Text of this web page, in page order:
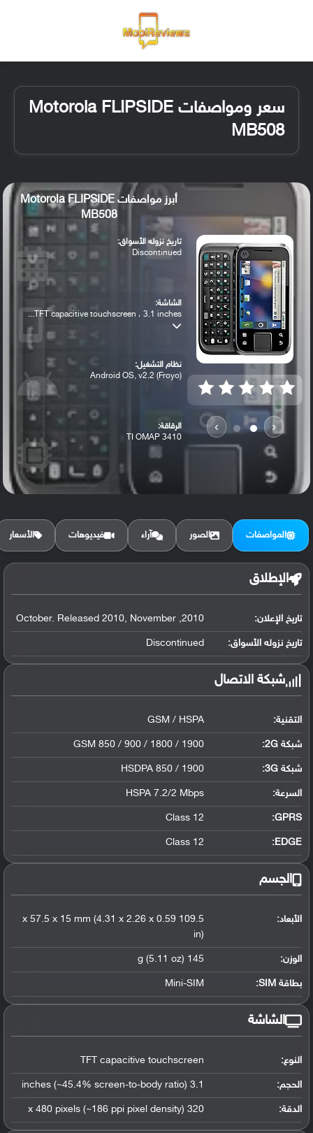
سعر ومواصفات Motorola FLIPSIDE
MB508
‹
›
أبرز مواصفات Motorola FLIPSIDE
MB508
تاريخ نزوله الأسواق:
Discontinued
الشاشة:
TFT capacitive touchscreen ، 3.1 inches...
نظام التشغيل:
Android OS, v2.2 (Froyo)
الرقاقة:
TI OMAP 3410
الرام / التخزين:
المواصفات الصور آراء فيديوهات الأسعار
الإطلاق
تاريخ الإعلان: 2010, October. Released 2010, November
تاريخ نزوله الأسواق: Discontinued
شبكة الاتصال
التقنية: GSM / HSPA
شبكة 2G: GSM 850 / 900 / 1800 / 1900
شبكة 3G :
HSDPA 850 / 1900
السرعة: HSPA 7.2/2 Mbps
GPRS:
Class 12
EDGE:
Class 12
الجسم
الأبعاد:
109.5 x 57.5 x 15 mm (4.31 x 2.26 x 0.59
in)
الوزن: 145 g (5.11 oz)
بطاقة SIM: Mini-SIM
الشاشة
النوع: TFT capacitive touchscreen
الحجم: 3.1 inches (~45.4% screen-to-body ratio)
الدقة: 320 x 480 pixels (~186 ppi pixel density)